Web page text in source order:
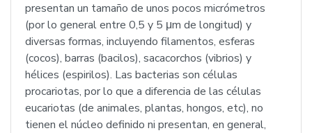
presentan un tamaño de unos pocos micrómetros
(por lo general entre 0,5 y 5 μm de longitud) y
diversas formas, incluyendo filamentos, esferas
(cocos), barras (bacilos), sacacorchos (vibrios) y
hélices (espirilos). Las bacterias son células
procariotas, por lo que a diferencia de las células
eucariotas (de animales, plantas, hongos, etc), no
tienen el núcleo definido ni presentan, en general,